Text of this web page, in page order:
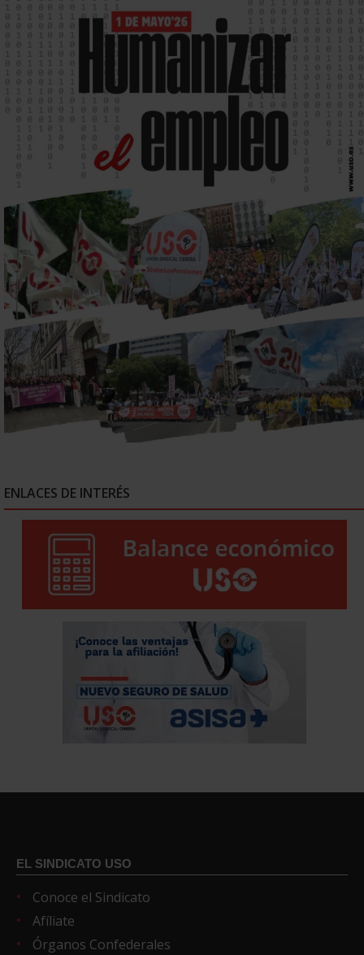
ENLACES DE INTERÉS
EL SINDICATO USO
Conoce el Sindicato
Afíliate
Órganos Confederales